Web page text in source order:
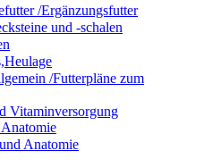
/Ergänzungsfutter
und -schalen
/Futterpläne zum
Vitaminversorgung
Anatomie